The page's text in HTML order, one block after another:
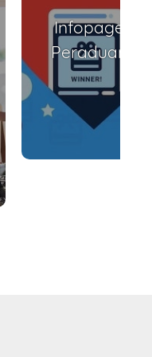
Infopage
Peraduan